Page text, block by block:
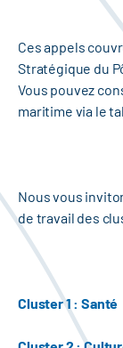
Ces appels
Stratégique du
Vous pouvez
maritime via le
Nous vous
de travail des
Cluster 1 : Santé